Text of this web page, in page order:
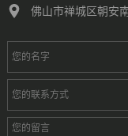
佛山市禅城区朝安